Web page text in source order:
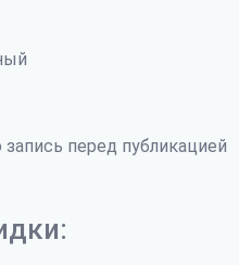
перед публикацией